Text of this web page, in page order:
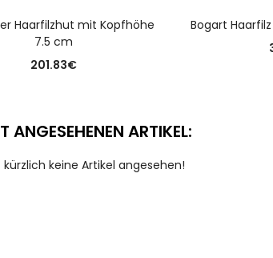
Haarfilzhut mit Kopfhöhe
7.5 cm
201.83€
Bogart
ANGESEHENEN ARTIKEL:
kürzlich keine Artikel angesehen!